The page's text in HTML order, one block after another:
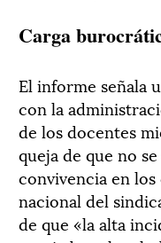
Carga
El informe señala
con la
de los docentes
queja de que no
convivencia en
nacional del
de que «la alta